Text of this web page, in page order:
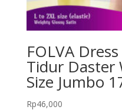
FOLVA
Tidur Daster
Size Jumbo
Rp46,000